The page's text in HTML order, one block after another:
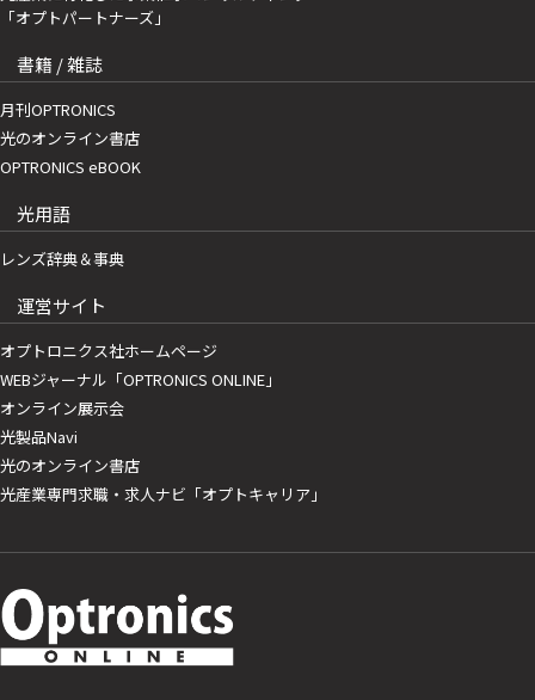
「オプトパートナーズ」
書籍 / 雑誌
月刊OPTRONICS
光のオンライン書店
OPTRONICS eBOOK
光用語
レンズ辞典＆事典
運営サイト
オプトロニクス社ホームページ
WEBジャーナル「OPTRONICS ONLINE」
オンライン展示会
光製品Navi
光のオンライン書店
光産業専門求職・求人ナビ「オプトキャリア」